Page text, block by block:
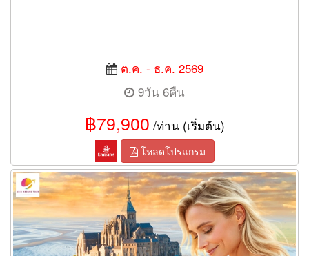
ต.ค. - ธ.ค. 2569
9วัน 6คืน
฿79,900 /ท่าน (เริ่มต้น)
โหลดโปรแกรม
ทัวร์ยุโรป มงต์แซงต์มิเชล เอวหวาน ฝรั่งเศส เบลเยียม เนเธอร์แลนด์
8 วัน 5 คืน